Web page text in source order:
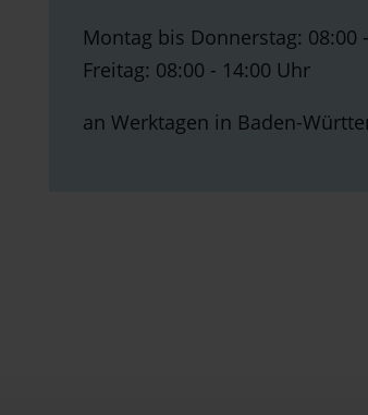
Montag bis Donnerstag: 08:00
Freitag: 08:00 - 14:00 Uhr
an Werktagen in Baden-